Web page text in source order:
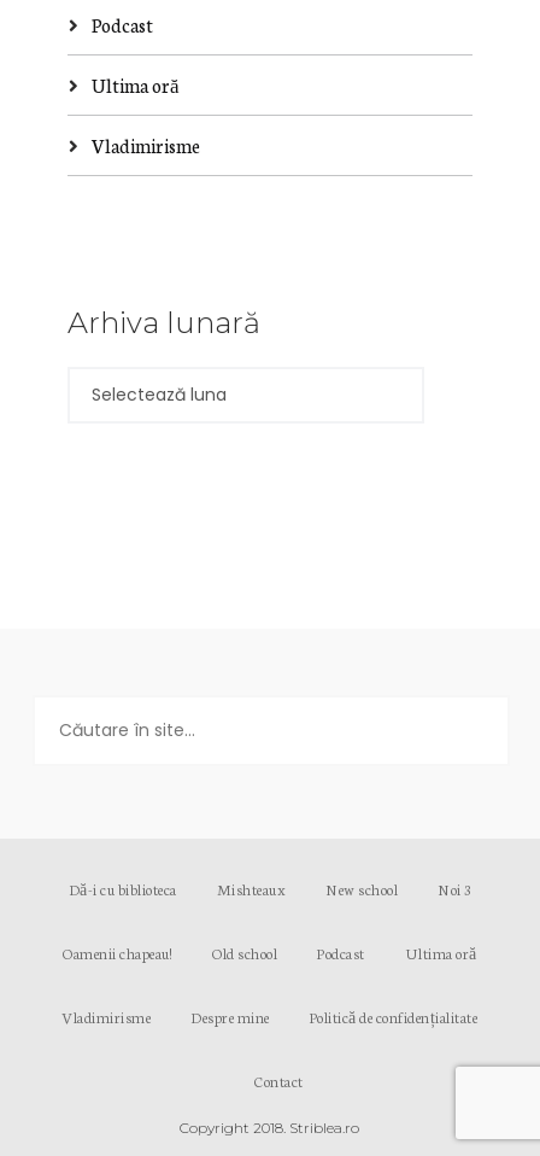
Podcast
Ultima oră
Vladimirisme
Arhiva lunară
Dă-i cu biblioteca Mishteaux New school Noi 3
Oamenii chapeau! Old school Podcast Ultima oră
Vladimirisme Despre mine Politică de confidențialitate
Contact
Copyright 2018. Striblea.ro